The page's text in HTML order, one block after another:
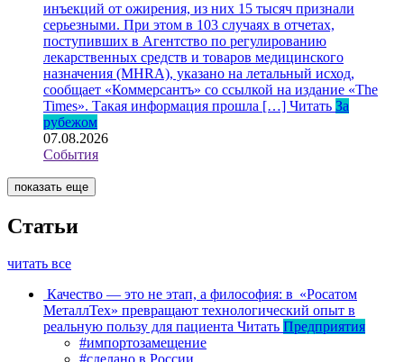
инъекций от ожирения, из них 15 тысяч признали
серьезными. При этом в 103 случаях в отчетах,
поступивших в Агентство по регулированию
лекарственных средств и товаров медицинского
назначения (MHRA), указано на летальный исход,
сообщает «Коммерсантъ» со ссылкой на издание «The
Times». Такая информация прошла […] Читать За
рубежом
07.08.2026
События
показать еще
Статьи
читать все
Качество — это не этап, а философия: в «Росатом
МеталлТех» превращают технологический опыт в
реальную пользу для пациента Читать Предприятия
#импортозамещение